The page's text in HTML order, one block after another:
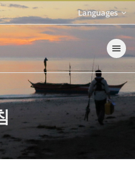
Languages
Toggle